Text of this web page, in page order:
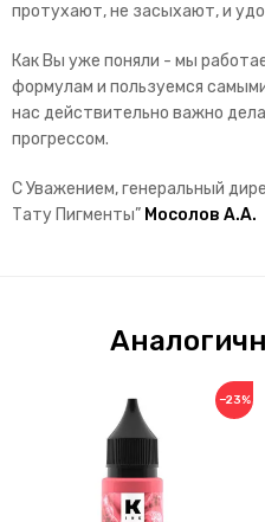
протухают, не засыхают, и
Как Вы уже поняли - мы
формулам и пользуемся
нас действительно важно
прогрессом.
С Уважением, генеральный
Тату Пигменты” Мосолов А.А.
−23%